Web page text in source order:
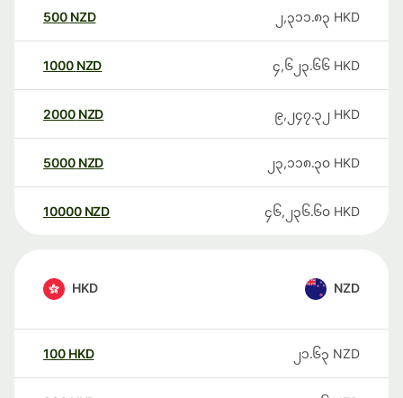
500 NZD ၂,၃၁၁.၈၃ HKD
1000 NZD ၄,၆၂၃.၆၆ HKD
2000 NZD ၉,၂၄၇.၃၂ HKD
5000 NZD ၂၃,၁၁၈.၃၀ HKD
10000 NZD ၄၆,၂၃၆.၆၀ HKD
HKD NZD
100 HKD ၂၁.၆၃ NZD